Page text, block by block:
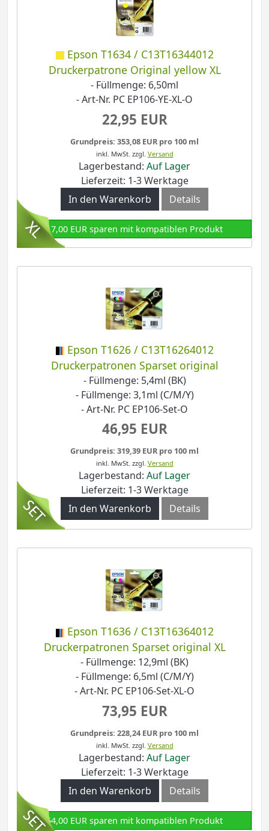
Epson T1634 / C13T16344012
Druckerpatrone Original yellow XL
- Füllmenge: 6,50ml
- Art-Nr. PC EP106-YE-XL-O
22,95 EUR
Grundpreis: 353,08 EUR pro 100 ml
inkl. MwSt. zzgl. Versand
Lagerbestand: Auf Lager
Lieferzeit: 1-3 Werktage
In den Warenkorb
Details
17,00 EUR sparen mit kompatiblen Produkt
Epson T1626 / C13T16264012
Druckerpatronen Sparset original
- Füllmenge: 5,4ml (BK)
- Füllmenge: 3,1ml (C/M/Y)
- Art-Nr. PC EP106-Set-O
46,95 EUR
Grundpreis: 319,39 EUR pro 100 ml
inkl. MwSt. zzgl. Versand
Lagerbestand: Auf Lager
Lieferzeit: 1-3 Werktage
In den Warenkorb
Details
Epson T1636 / C13T16364012
Druckerpatronen Sparset original XL
- Füllmenge: 12,9ml (BK)
- Füllmenge: 6,5ml (C/M/Y)
- Art-Nr. PC EP106-Set-XL-O
73,95 EUR
Grundpreis: 228,24 EUR pro 100 ml
inkl. MwSt. zzgl. Versand
Lagerbestand: Auf Lager
Lieferzeit: 1-3 Werktage
In den Warenkorb
Details
54,00 EUR sparen mit kompatiblen Produkt